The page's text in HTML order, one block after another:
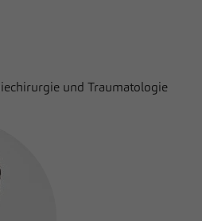
und Traumatologie